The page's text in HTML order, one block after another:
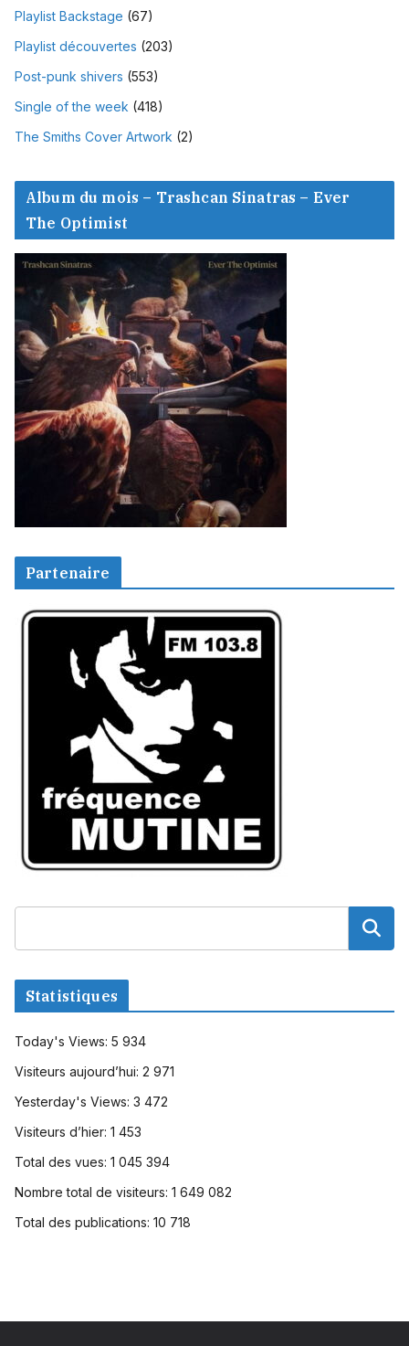
Playlist Backstage (67)
Playlist découvertes (203)
Post-punk shivers (553)
Single of the week (418)
The Smiths Cover Artwork (2)
Album du mois – Trashcan Sinatras – Ever
The Optimist
Partenaire
Statistiques
Today's Views: 5 934
Visiteurs aujourd’hui: 2 971
Yesterday's Views: 3 472
Visiteurs d’hier: 1 453
Total des vues: 1 045 394
Nombre total de visiteurs: 1 649 082
Total des publications: 10 718